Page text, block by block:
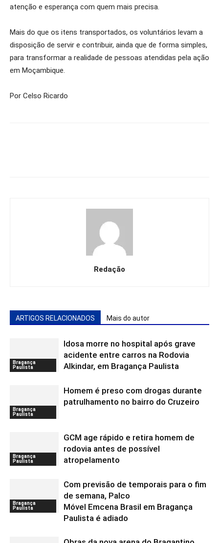
atenção e esperança com quem mais precisa.
Mais do que os itens transportados, os voluntários levam a
disposição de servir e contribuir, ainda que de forma simples,
para transformar a realidade de pessoas atendidas pela ação
em Moçambique.
Por Celso Ricardo
Redação
ARTIGOS RELACIONADOS Mais do autor
Bragança
Paulista
Idosa morre no hospital após grave
acidente entre carros na Rodovia
Alkindar, em Bragança Paulista
Bragança
Paulista
Homem é preso com drogas durante
patrulhamento no bairro do Cruzeiro
Bragança
Paulista
GCM age rápido e retira homem de
rodovia antes de possível
atropelamento
Bragança
Paulista
Com previsão de temporais para o fim
de semana, Palco
Móvel Emcena Brasil em Bragança
Paulista é adiado